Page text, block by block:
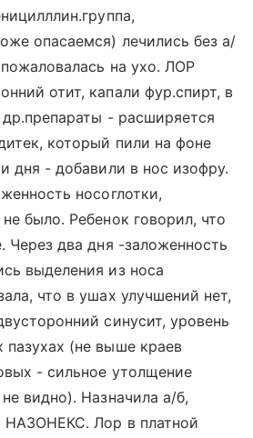
опасаемся) лечились без а/
на ухо. ЛОР
отит, капали фур.спирт, в
- расширяется
который пили на фоне
дня - добавили в нос изофру.
носоглотки,
было. Ребенок говорил, что
Через два дня -заложенность
выделения из носа
что в ушах улучшений нет,
синусит, уровень
(не выше краев
- сильное утолщение
видно). Назначила а/б,
НАЗОНЕКС. Лор в платной